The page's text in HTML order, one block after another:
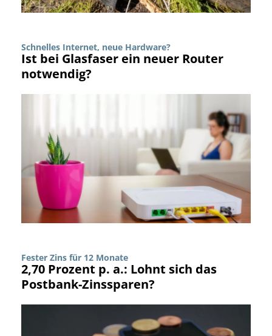
Schnelles Internet, neue Hardware?
Ist bei Glasfaser ein neuer Router
notwendig?
Fester Zins für 12 Monate
2,70 Prozent p. a.: Lohnt sich das
Postbank-Zinssparen?